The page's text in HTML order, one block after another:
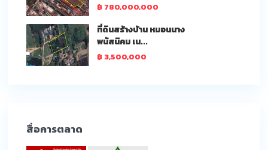
฿ 780,000,000
ที่ดินสร้างบ้าน หมอนนาง
พนัสนิคม เน...
฿ 3,500,000
สื่อการตลาด